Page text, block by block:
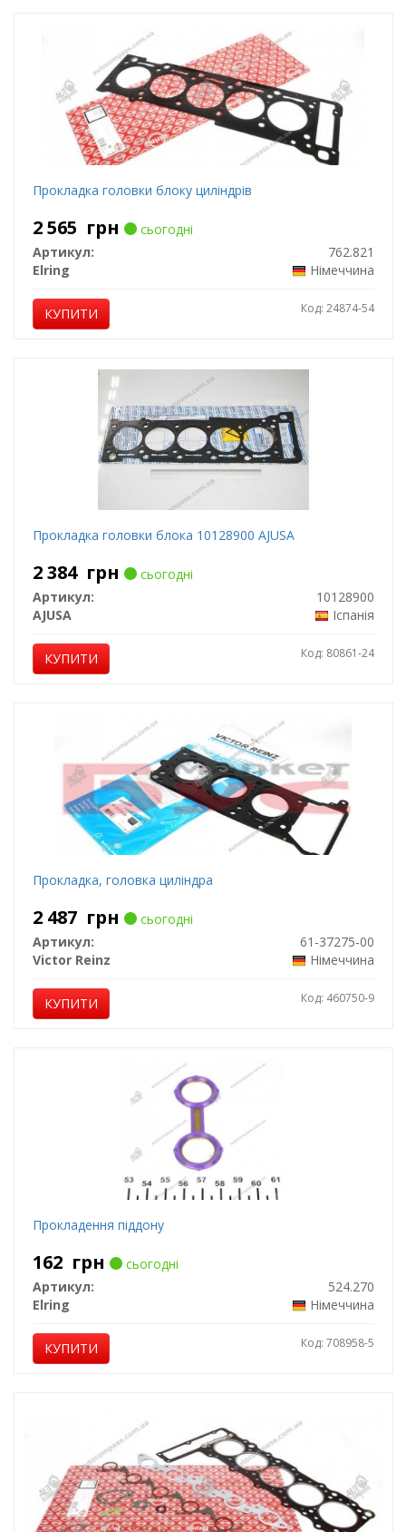
Прокладка головки блоку циліндрів
2 565 грн
сьогодні
Артикул:
762.821
Elring
Німеччина
КУПИТИ Код: 24874-54
Прокладка головки блока 10128900 AJUSA
2 384 грн
сьогодні
Артикул:
10128900
AJUSA
Іспанія
КУПИТИ Код: 80861-24
Прокладка, головка циліндра
2 487 грн
сьогодні
Артикул:
61-37275-00
Victor Reinz
Німеччина
КУПИТИ Код: 460750-9
Прокладення піддону
162 грн
сьогодні
Артикул:
524.270
Elring
Німеччина
КУПИТИ Код: 708958-5